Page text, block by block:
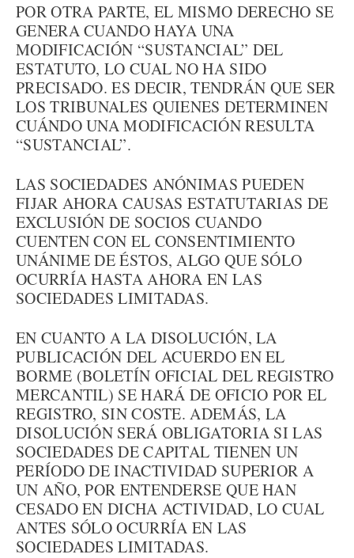
POR OTRA PARTE, EL MISMO DERECHO SE
GENERA CUANDO HAYA UNA
MODIFICACIÓN “SUSTANCIAL” DEL
ESTATUTO, LO CUAL NO HA SIDO
PRECISADO. ES DECIR, TENDRÁN QUE SER
LOS TRIBUNALES QUIENES DETERMINEN
CUÁNDO UNA MODIFICACIÓN RESULTA
“SUSTANCIAL”.
LAS SOCIEDADES ANÓNIMAS PUEDEN
FIJAR AHORA CAUSAS ESTATUTARIAS DE
EXCLUSIÓN DE SOCIOS CUANDO
CUENTEN CON EL CONSENTIMIENTO
UNÁNIME DE ÉSTOS, ALGO QUE SÓLO
OCURRÍA HASTA AHORA EN LAS
SOCIEDADES LIMITADAS.
EN CUANTO A LA DISOLUCIÓN, LA
PUBLICACIÓN DEL ACUERDO EN EL
BORME (BOLETÍN OFICIAL DEL REGISTRO
MERCANTIL) SE HARÁ DE OFICIO POR EL
REGISTRO, SIN COSTE. ADEMÁS, LA
DISOLUCIÓN SERÁ OBLIGATORIA SI LAS
SOCIEDADES DE CAPITAL TIENEN UN
PERÍODO DE INACTIVIDAD SUPERIOR A
UN AÑO, POR ENTENDERSE QUE HAN
CESADO EN DICHA ACTIVIDAD, LO CUAL
ANTES SÓLO OCURRÍA EN LAS
SOCIEDADES LIMITADAS.